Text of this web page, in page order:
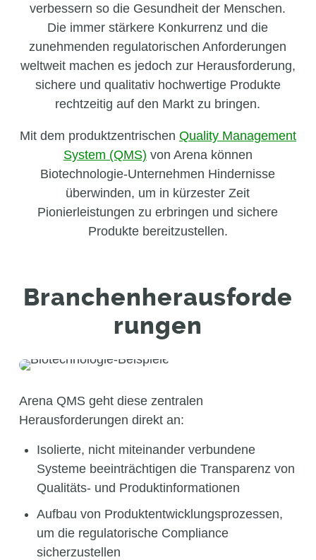
verbessern so die Gesundheit der Menschen.
Die immer stärkere Konkurrenz und die
zunehmenden regulatorischen Anforderungen
weltweit machen es jedoch zur Herausforderung,
sichere und qualitativ hochwertige Produkte
rechtzeitig auf den Markt zu bringen.
Mit dem produktzentrischen Quality Management
System (QMS) von Arena können
Biotechnologie-Unternehmen Hindernisse
überwinden, um in kürzester Zeit
Pionierleistungen zu erbringen und sichere
Produkte bereitzustellen.
Branchenherausforde
rungen
Arena QMS geht diese zentralen
Herausforderungen direkt an:
Isolierte, nicht miteinander verbundene
Systeme beeinträchtigen die Transparenz von
Qualitäts- und Produktinformationen
Aufbau von Produktentwicklungsprozessen,
um die regulatorische Compliance
sicherzustellen